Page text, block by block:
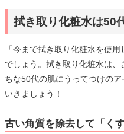
拭き取り化粧水は50
「今まで拭き取り化粧水を使
でしょう。拭き取り化粧水は
ちな50代の肌にうってつけの
いきましょう！
古い角質を除去して「く